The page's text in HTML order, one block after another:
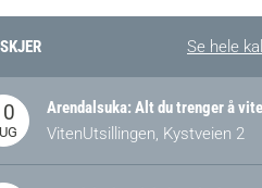
Se hele
VitenUtsillingen, Kystveien 2